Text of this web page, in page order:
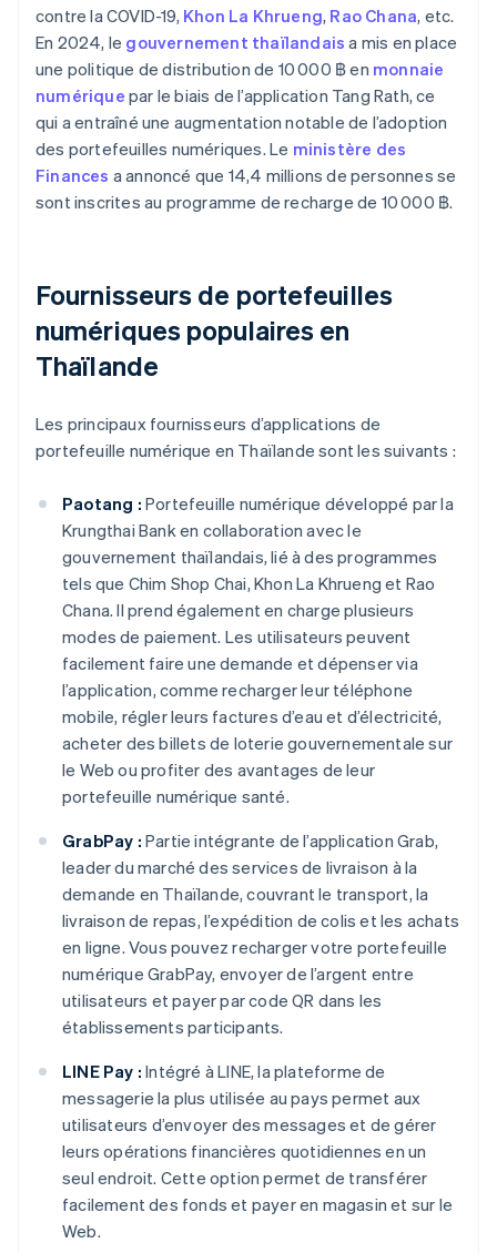
contre la COVID-19, Khon La Khrueng, Rao Chana, etc.
En 2024, le gouvernement thaïlandais a mis en place
une politique de distribution de 10 000 ฿ en monnaie
numérique par le biais de l’application Tang Rath, ce
qui a entraîné une augmentation notable de l’adoption
des portefeuilles numériques. Le ministère des
Finances a annoncé que 14,4 millions de personnes se
sont inscrites au programme de recharge de 10 000 ฿.
Fournisseurs de portefeuilles
numériques populaires en
Thaïlande
Les principaux fournisseurs d’applications de
portefeuille numérique en Thaïlande sont les suivants :
Paotang : Portefeuille numérique développé par la
Krungthai Bank en collaboration avec le
gouvernement thaïlandais, lié à des programmes
tels que Chim Shop Chai, Khon La Khrueng et Rao
Chana. Il prend également en charge plusieurs
modes de paiement. Les utilisateurs peuvent
facilement faire une demande et dépenser via
l’application, comme recharger leur téléphone
mobile, régler leurs factures d’eau et d’électricité,
acheter des billets de loterie gouvernementale sur
le Web ou profiter des avantages de leur
portefeuille numérique santé.
GrabPay : Partie intégrante de l’application Grab,
leader du marché des services de livraison à la
demande en Thaïlande, couvrant le transport, la
livraison de repas, l’expédition de colis et les achats
en ligne. Vous pouvez recharger votre portefeuille
numérique GrabPay, envoyer de l’argent entre
utilisateurs et payer par code QR dans les
établissements participants.
LINE Pay : Intégré à LINE, la plateforme de
messagerie la plus utilisée au pays permet aux
utilisateurs d’envoyer des messages et de gérer
leurs opérations financières quotidiennes en un
seul endroit. Cette option permet de transférer
facilement des fonds et payer en magasin et sur le
Web.